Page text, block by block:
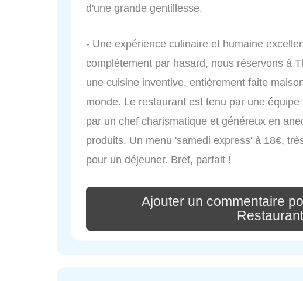
d'une grande gentillesse.
- Une expérience culinaire et humaine
complétement par hasard, nous réservons à
une cuisine inventive, entièrement faite
monde. Le restaurant est tenu par une
par un chef charismatique et généreux en
produits. Un menu 'samedi express' à 18€,
pour un déjeuner. Bref, parfait !
Ajouter un commentaire
Restaurant